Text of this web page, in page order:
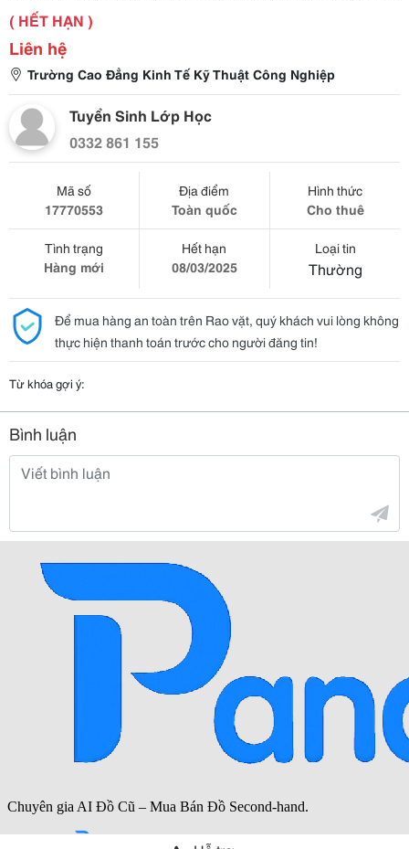
( HẾT HẠN )
Liên hệ
Trường Cao Đẳng Kinh Tế Kỹ Thuật Công Nghiệp
Tuyển Sinh Lớp Học
0332 861 155
Mã số
17770553
Địa điểm
Toàn quốc
Hình thức
Cho thuê
Tình trạng
Hàng mới
Hết hạn
08/03/2025
Loại tin
Thường
Để mua hàng an toàn trên Rao vặt, quý khách vui lòng không
thực hiện thanh toán trước cho người đăng tin!
Từ khóa gợi ý:
Bình luận